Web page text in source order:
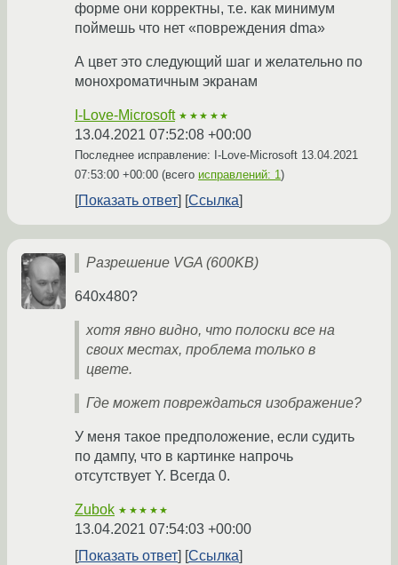
форме они корректны, т.е. как минимум
поймешь что нет «повреждения dma»
А цвет это следующий шаг и желательно по
монохроматичным экранам
I-Love-Microsoft ★★★★★
13.04.2021 07:52:08 +00:00
Последнее исправление: I-Love-Microsoft 13.04.2021
07:53:00 +00:00 (всего исправлений: 1)
Показать ответ Ссылка
Разрешение VGA (600KB)
640x480?
хотя явно видно, что полоски все на
своих местах, проблема только в
цвете.
Где может повреждаться изображение?
У меня такое предположение, если судить
по дампу, что в картинке напрочь
отсутствует Y. Всегда 0.
Zubok ★★★★★
13.04.2021 07:54:03 +00:00
Показать ответ
Ссылка